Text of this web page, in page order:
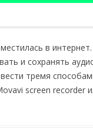
в
и сохранять
тремя
screen recorder